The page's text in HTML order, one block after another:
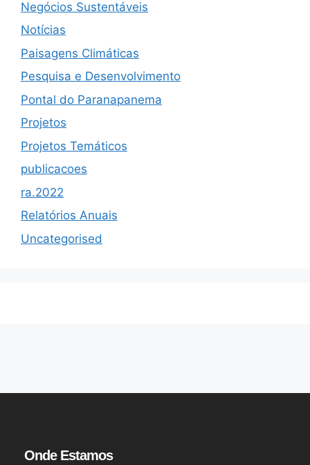
Negócios Sustentáveis
Notícias
Paisagens Climáticas
Pesquisa e Desenvolvimento
Pontal do Paranapanema
Projetos
Projetos Temáticos
publicacoes
ra.2022
Relatórios Anuais
Uncategorised
Onde Estamos